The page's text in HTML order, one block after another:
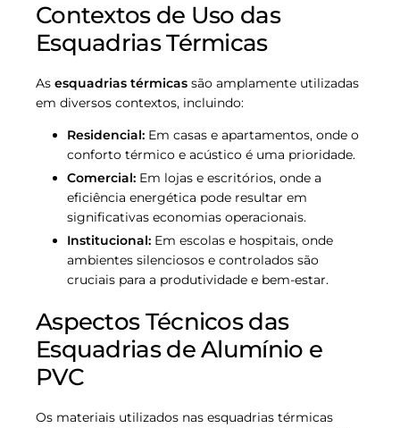
Contextos de Uso das
Esquadrias Térmicas
As esquadrias térmicas são amplamente utilizadas
em diversos contextos, incluindo:
Residencial: Em casas e apartamentos, onde o
conforto térmico e acústico é uma prioridade.
Comercial: Em lojas e escritórios, onde a
eficiência energética pode resultar em
significativas economias operacionais.
Institucional: Em escolas e hospitais, onde
ambientes silenciosos e controlados são
cruciais para a produtividade e bem-estar.
Aspectos Técnicos das
Esquadrias de Alumínio e
PVC
Os materiais utilizados nas esquadrias térmicas